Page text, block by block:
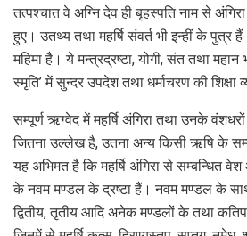
तत्पश्चात वे अग्नि देव ही बृहस्पति नाम से
हुए। उतथ्य तथा महर्षि संवर्त भी इन्हीं के पुत्र
महिमा है। ये मन्त्रद्रष्टा, योगी, संत तथा
स्मृति’ में सुन्दर उपदेश तथा धर्माचरण की शिक्षा
सम्पूर्ण ऋग्वेद में महर्षि अंगिरा तथा उनके
जितना उल्लेख है, उतना अन्य किसी ऋषि के
यह अभिमत है कि महर्षि अंगिरा से सम्बन्धित
के नवम मण्डल के द्रष्टा हैं। नवम मण्डल के
द्वितीय, तृतीय आदि अनेक मण्डलों के तथा